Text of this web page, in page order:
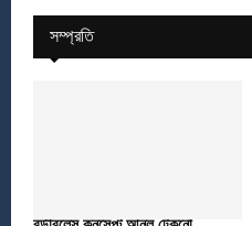
সম্প্রতি